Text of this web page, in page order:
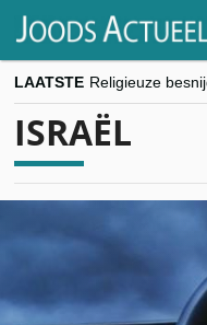
LAATSTE
ISRAËL